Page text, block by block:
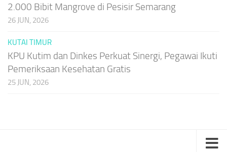
2.000 Bibit Mangrove di Pesisir Semarang
26 JUN, 2026
KUTAI TIMUR
KPU Kutim dan Dinkes Perkuat Sinergi, Pegawai Ikuti
Pemeriksaan Kesehatan Gratis
25 JUN, 2026